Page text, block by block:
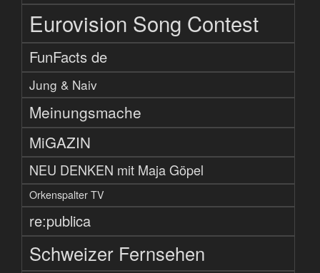
Eurovision Song Contest
FunFacts de
Jung & Naiv
Meinungsmache
MiGAZIN
NEU DENKEN mit Maja Göpel
Orkenspalter TV
re:publica
Schweizer Fernsehen